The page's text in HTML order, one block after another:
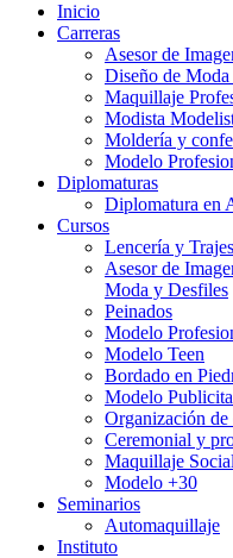
Inicio
Carreras
Asesor de
Diseño de
Maquillaje
Modista
Moldería y
Modelo
Diplomaturas
Diplomatura en
Cursos
Lencería y
Asesor de
Moda y Desfiles
Peinados
Modelo
Modelo Teen
Bordado en
Modelo
Organización de
Ceremonial y
Maquillaje Social
Modelo +30
Seminarios
Automaquillaje
Instituto